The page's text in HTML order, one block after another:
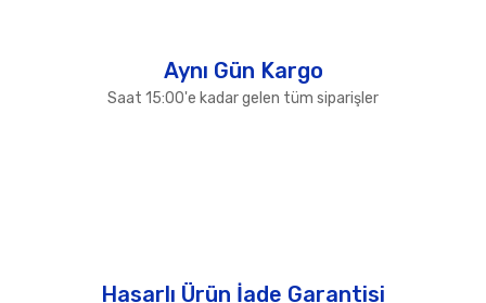
Aynı Gün Kargo
Saat 15:00'e kadar gelen tüm siparişler
Hasarlı Ürün İade Garantisi